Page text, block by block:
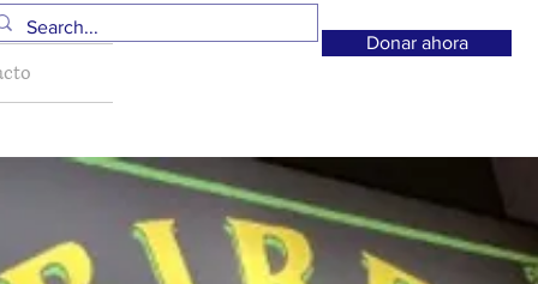
Donar ahora